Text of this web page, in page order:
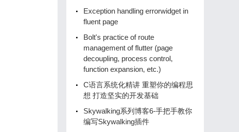
Exception handling errorwidget in
fluent page
Bolt's practice of route
management of flutter (page
decoupling, process control,
function expansion, etc.)
C语言系统化精讲 重塑你的编程思
想 打造坚实的开发基础
Skywalking系列博客6-手把手教你
编写Skywalking插件